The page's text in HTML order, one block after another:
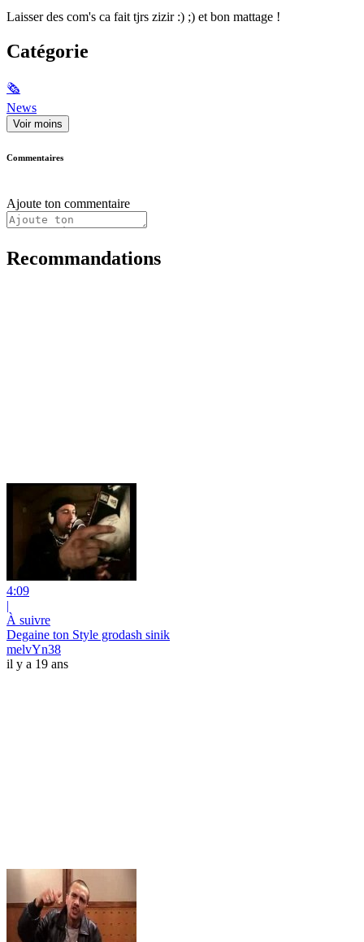
Laisser des com's ca fait tjrs zizir :) ;) et bon mattage !
Catégorie
🗞
News
Voir moins
Commentaires
Ajoute ton commentaire
Recommandations
4:09
|
À suivre
Degaine ton Style grodash sinik
melvYn38
il y a 19 ans